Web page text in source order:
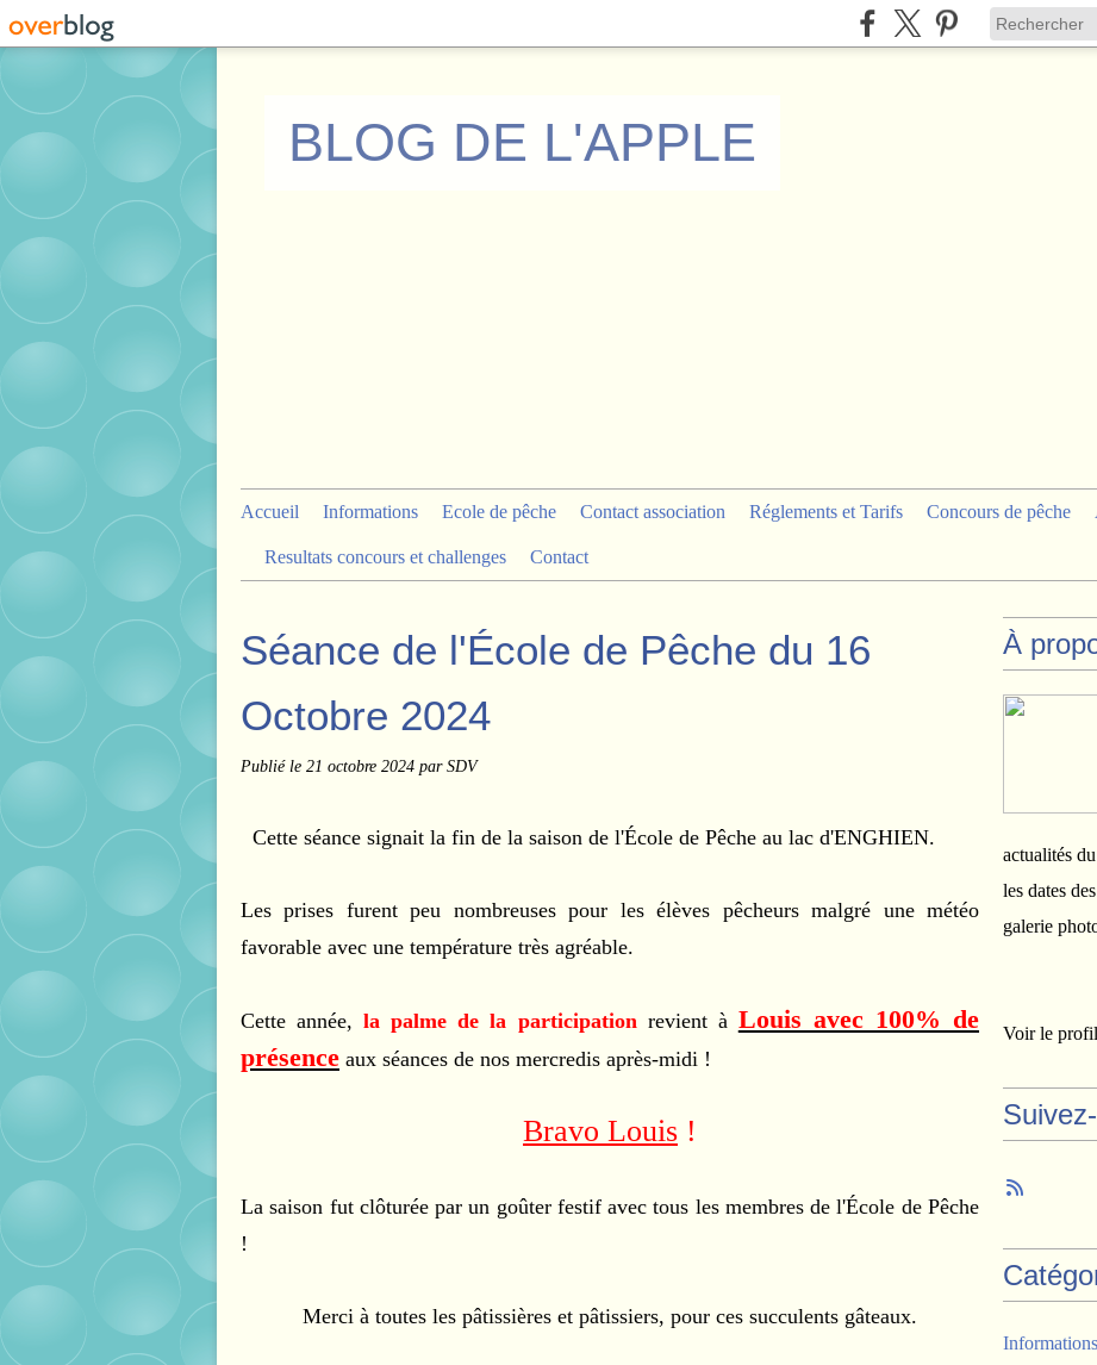
BLOG DE L'APPLE
Accueil Informations Ecole de pêche Contact association Réglements et Tarifs Concours de pêche
Resultats concours et challenges Contact
Séance de l'École de Pêche du 16
Octobre 2024
Publié le 21 octobre 2024 par SDV
Cette séance signait la fin de la saison de l'École de Pêche au lac d'ENGHIEN.
Les prises furent peu nombreuses pour les élèves pêcheurs malgré une météo
favorable avec une température très agréable.
Cette année,la palme de la participationrevient à Louis avec 100% de
présence aux séances de nos mercredis après-midi !
Bravo Louis !
La saison fut clôturée par un goûter festif avec tous les membres de l'École de Pêche
!
Merci à toutes les pâtissières et pâtissiers, pour ces succulents gâteaux.
À
actualités
les dates
galerie
Voir le
Informations